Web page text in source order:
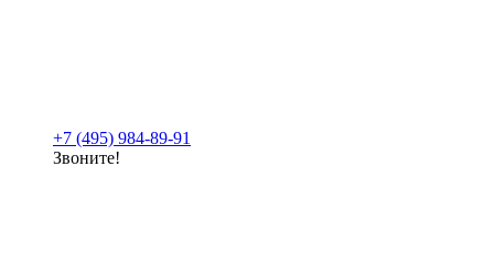
+7 (495) 984-89-91
Звоните!